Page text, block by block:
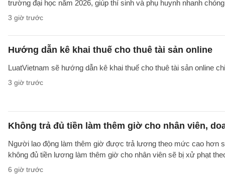
trường đại học năm 2026, giúp thí sinh và phụ huynh nhanh
3 giờ trước
Hướng dẫn kê khai thuế cho thuê tài sản online
LuatVietnam sẽ hướng dẫn kê khai thuế cho thuê tài sản online
3 giờ trước
Không trả đủ tiền làm thêm giờ cho nhân viên,
Người lao động làm thêm giờ được trả lương theo mức cao hơn
không đủ tiền lương làm thêm giờ cho nhân viên sẽ bị xử phạt
6 giờ trước